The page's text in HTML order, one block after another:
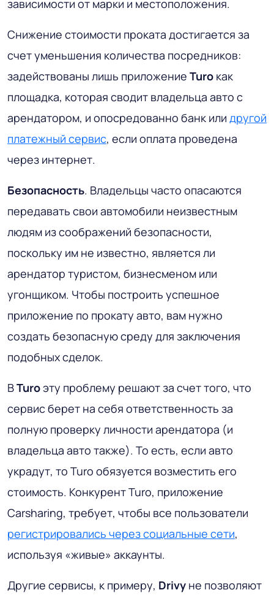
зависимости от марки и местоположения.
Снижение стоимости проката достигается за
счет уменьшения количества посредников:
задействованы лишь приложение Turo как
площадка, которая сводит владельца авто с
арендатором, и опосредованно банк или другой
платежный сервис, если оплата проведена
через интернет.
Безопасность. Владельцы часто опасаются
передавать свои автомобили неизвестным
людям из соображений безопасности,
поскольку им не известно, является ли
арендатор туристом, бизнесменом или
угонщиком. Чтобы построить успешное
приложение по прокату авто, вам нужно
создать безопасную среду для заключения
подобных сделок.
ВTuroэту проблему решают за счет того, что
сервис берет на себя ответственность за
полную проверку личности арендатора (и
владельца авто также). То есть, если авто
украдут, то Turo обязуется возместить его
стоимость. Конкурент Turo, приложение
Carsharing, требует, чтобы все пользователи
регистрировались через социальные сети,
используя «живые» аккаунты.
Другие сервисы, к примеру, Drivy не позволяют